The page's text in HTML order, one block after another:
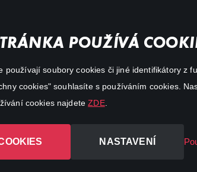
POUŽÍVÁ
používají soubory cookies či jiné identifikátory z
cookies" souhlasíte s používáním cookies.
cookies najdeteZDE.
NASTAVENÍ